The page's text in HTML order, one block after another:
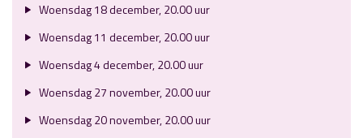
Woensdag 18 december, 20.00 uur
Woensdag 11 december, 20.00 uur
Woensdag 4 december, 20.00 uur
Woensdag 27 november, 20.00 uur
Woensdag 20 november, 20.00 uur